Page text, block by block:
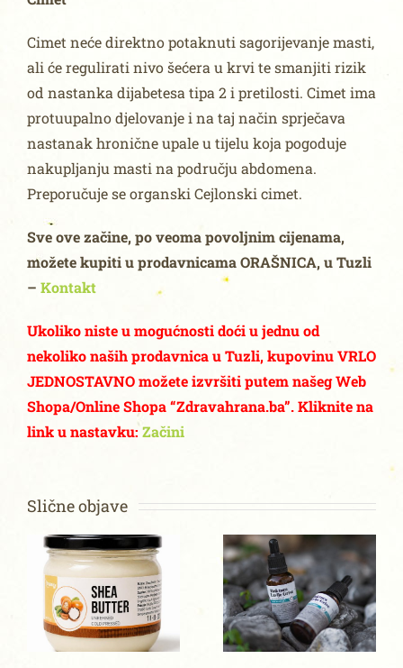
Cimet neće direktno potaknuti sagorijevanje masti,
ali će regulirati nivo šećera u krvi te smanjiti rizik
od nastanka dijabetesa tipa 2 i pretilosti. Cimet ima
protuupalno djelovanje i na taj način sprječava
nastanak hronične upale u tijelu koja pogoduje
nakupljanju masti na području abdomena.
Preporučuje se organski Cejlonski cimet.
Sve ove začine, po veoma povoljnim cijenama,
možete kupiti u prodavnicama ORAŠNICA, u Tuzli
– Kontakt
Ukoliko niste u mogućnosti doći u jednu od
nekoliko naših prodavnica u Tuzli, kupovinu VRLO
JEDNOSTAVNO možete izvršiti putem našeg Web
Shopa/Online Shopa “Zdravahrana.ba”. Kliknite na
link u nastavku:Začini
Slične objave